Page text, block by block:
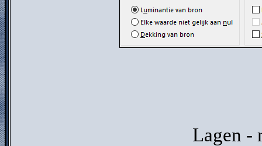
Lagen -